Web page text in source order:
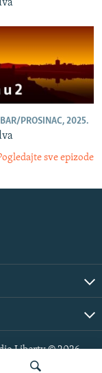
PROSINAC, 2025.
sve epizode
Liberty © 2026